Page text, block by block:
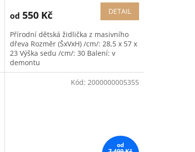
od 550 Kč DETAIL
Přírodní dětská židlička z masivního
dřeva Rozměr (ŠxVxH) /cm/: 28,5 x 57 x
23 Výška sedu /cm/: 30 Balení: v
demontu
od
Kód: 2000000005355